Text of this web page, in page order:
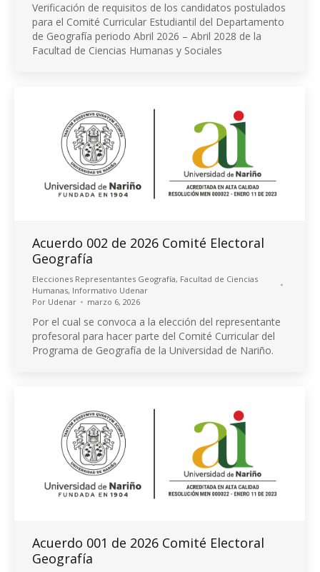
Verificación de requisitos de los candidatos postulados
para el Comité Curricular Estudiantil del Departamento
de Geografía periodo Abril 2026 – Abril 2028 de la
Facultad de Ciencias Humanas y Sociales
Acuerdo 002 de 2026 Comité Electoral
Geografía
Elecciones Representantes Geografía, Facultad de Ciencias
Humanas, Informativo Udenar
Por Udenar marzo 6, 2026
Por el cual se convoca a la elección del representante
profesoral para hacer parte del Comité Curricular del
Programa de Geografía de la Universidad de Nariño.
Acuerdo 001 de 2026 Comité Electoral
Geografía